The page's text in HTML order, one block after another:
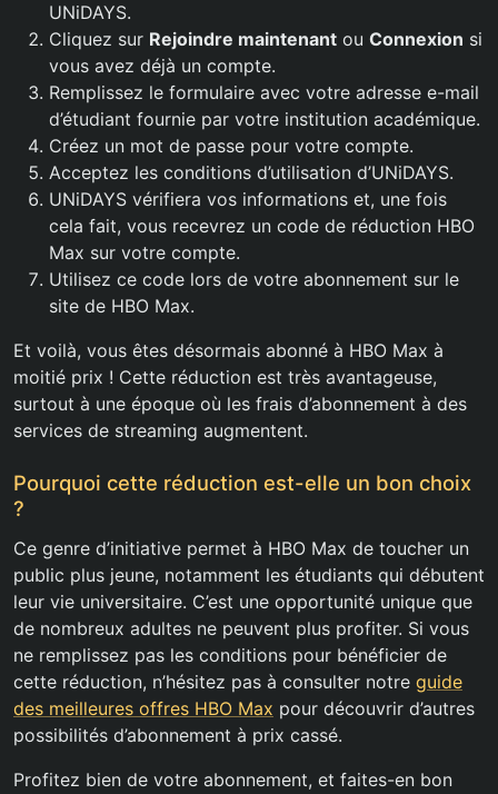
UNiDAYS.
Cliquez sur Rejoindre maintenant ou Connexion si
vous avez déjà un compte.
Remplissez le formulaire avec votre adresse e-mail
d’étudiant fournie par votre institution académique.
Créez un mot de passe pour votre compte.
Acceptez les conditions d’utilisation d’UNiDAYS.
UNiDAYS vérifiera vos informations et, une fois
cela fait, vous recevrez un code de réduction HBO
Max sur votre compte.
Utilisez ce code lors de votre abonnement sur le
site de HBO Max.
Et voilà, vous êtes désormais abonné à HBO Max à
moitié prix ! Cette réduction est très avantageuse,
surtout à une époque où les frais d’abonnement à des
services de streaming augmentent.
Pourquoi cette réduction est-elle un bon choix
?
Ce genre d’initiative permet à HBO Max de toucher un
public plus jeune, notamment les étudiants qui débutent
leur vie universitaire. C’est une opportunité unique que
de nombreux adultes ne peuvent plus profiter. Si vous
ne remplissez pas les conditions pour bénéficier de
cette réduction, n’hésitez pas à consulter notre guide
des meilleures offres HBO Max pour découvrir d’autres
possibilités d’abonnement à prix cassé.
Profitez bien de votre abonnement, et faites-en bon